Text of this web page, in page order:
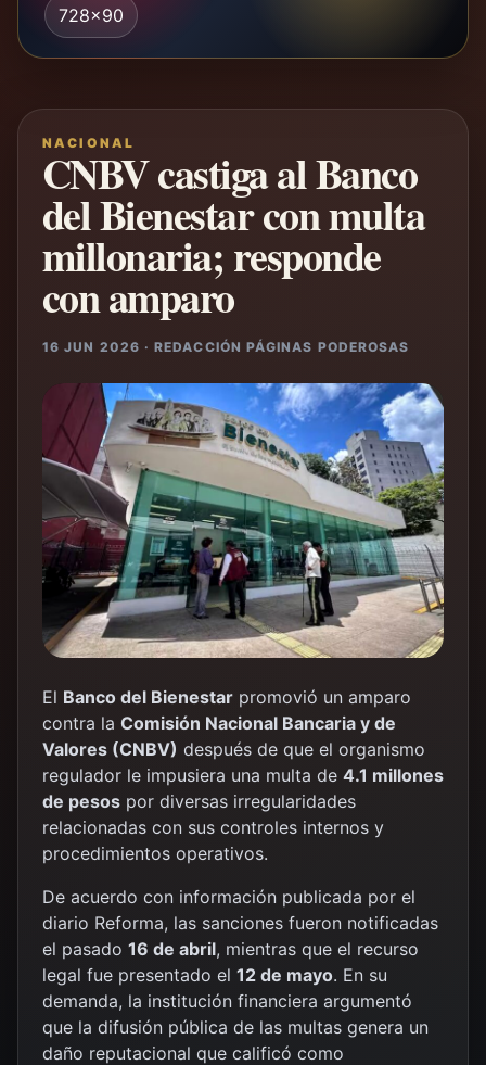
728x90
NACIONAL
CNBV castiga al Banco
del Bienestar con multa
millonaria; responde
con amparo
16 JUN 2026 · REDACCIÓN PÁGINAS PODEROSAS
El Banco del Bienestar promovió un amparo
contra la Comisión Nacional Bancaria y de
Valores (CNBV) después de que el organismo
regulador le impusiera una multa de 4.1 millones
de pesos por diversas irregularidades
relacionadas con sus controles internos y
procedimientos operativos.
De acuerdo con información publicada por el
diario Reforma, las sanciones fueron notificadas
el pasado 16 de abril, mientras que el recurso
legal fue presentado el 12 de mayo. En su
demanda, la institución financiera argumentó
que la difusión pública de las multas genera un
daño reputacional que calificó como